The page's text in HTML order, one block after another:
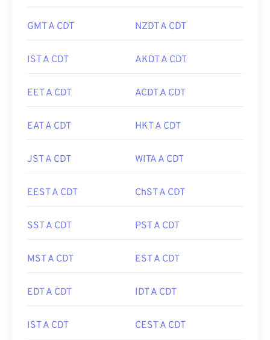
GMT A CDT NZDT A CDT
IST A CDT AKDT A CDT
EET A CDT ACDT A CDT
EAT A CDT HKT A CDT
JST A CDT WITA A CDT
EEST A CDT ChST A CDT
SST A CDT PST A CDT
MST A CDT EST A CDT
EDT A CDT IDT A CDT
IST A CDT CEST A CDT